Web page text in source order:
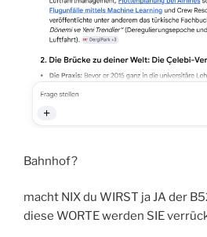
Bahnhof?
macht NIX du WIRST ja JA der
diese WORTE werden SIE